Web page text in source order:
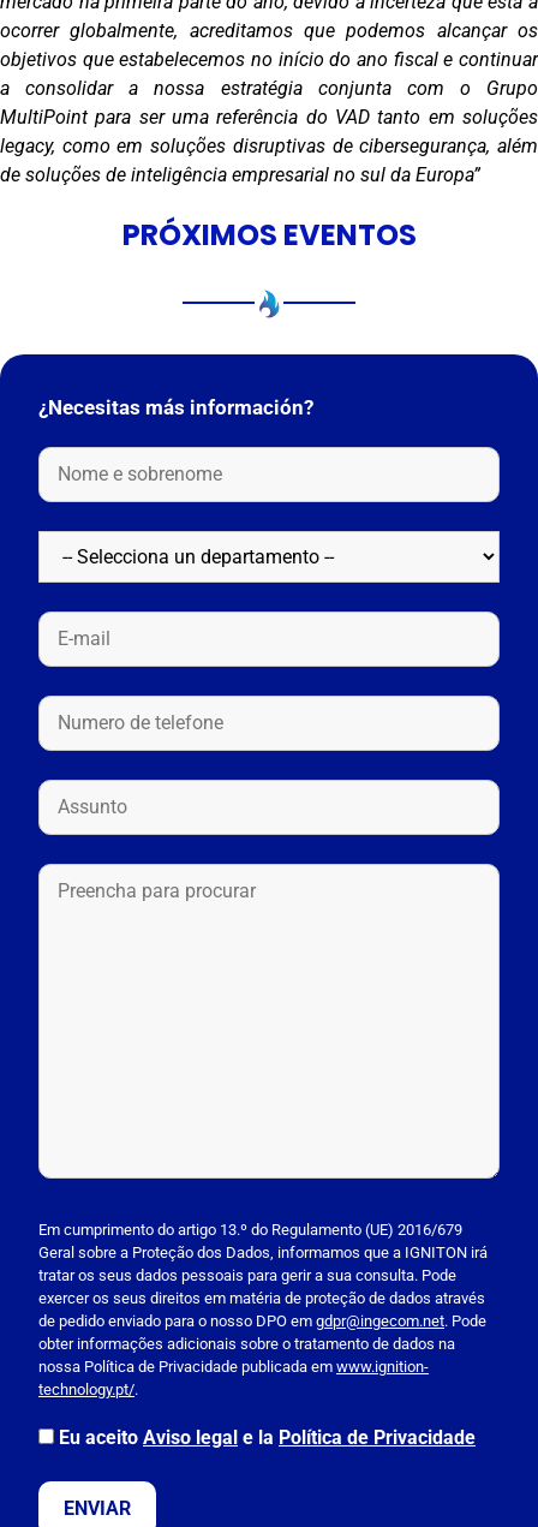
ocorrer globalmente, acreditamos que podemos alcançar os
objetivos que estabelecemos no início do ano fiscal e continuar
a consolidar a nossa estratégia conjunta com o Grupo
MultiPoint para ser uma referência do VAD tanto em soluções
legacy, como em soluções disruptivas de cibersegurança, além
de soluções de inteligência empresarial no sul da Europa”
PRÓXIMOS EVENTOS
¿Necesitas más información?
l
e
a
s
e
l
e
a
e
Em cumprimento do artigo 13.º do Regulamento (UE) 2016/679
Geral sobre a Proteção dos Dados, informamos que a IGNITON irá
tratar os seus dados pessoais para gerir a sua consulta. Pode
exercer os seus direitos em matéria de proteção de dados através
de pedido enviado para o nosso DPO em gdpr@ingecom.net. Pode
obter informações adicionais sobre o tratamento de dados na
nossa Política de Privacidade publicada em www.ignition-
technology.pt/.
Eu aceito Aviso legal e la Política de Privacidade